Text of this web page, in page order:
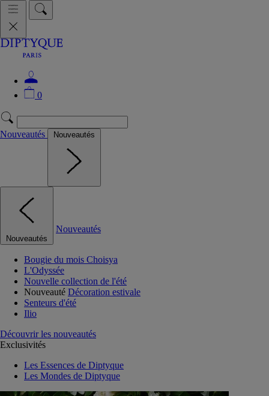
0
Nouveautés Nouveautés
Nouveautés
Nouveautés
Bougie du mois Choisya
L'Odyssée
Nouvelle collection de l'été
Nouveauté Décoration estivale
Senteurs d'été
Ilio
Découvrir les nouveautés
Exclusivités
Les Essences de Diptyque
Les Mondes de Diptyque